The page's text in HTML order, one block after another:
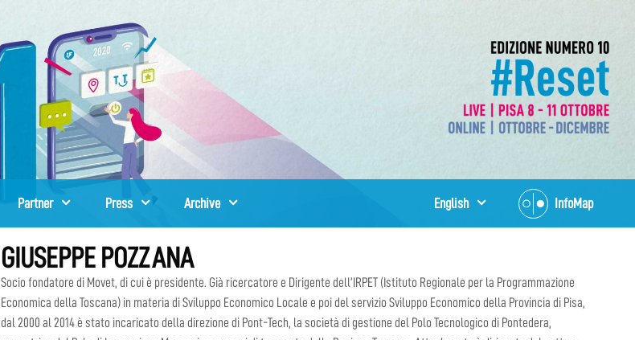
Partner Press Archive InfoMap
English
GIUSEPPE POZZANA
Socio fondatore di Movet, di cui è presidente. Già ricercatore e Dirigente dell’IRPET (Istituto Regionale per la Programmazione
Economica della Toscana) in materia di Sviluppo Economico Locale e poi del servizio Sviluppo Economico della Provincia di Pisa,
dal 2000 al 2014 è stato incaricato della direzione di Pont-Tech, la società di gestione del Polo Tecnologico di Pontedera,